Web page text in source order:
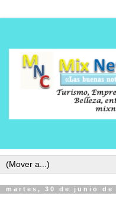
martes, 30 de junio de